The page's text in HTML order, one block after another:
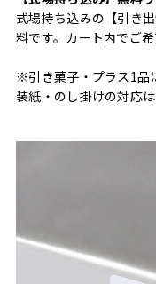
式場持ち込みの【引き
料です。カート内でご
※引き菓子・プラス1品
装紙・のし掛けの対応は